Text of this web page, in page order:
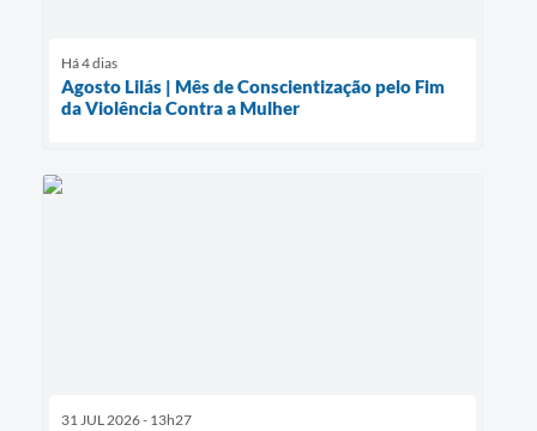
Há 4 dias
Agosto Lilás | Mês de Conscientização pelo Fim
da Violência Contra a Mulher
31 JUL 2026 - 13h27